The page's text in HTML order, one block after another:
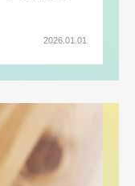
2026.01.01